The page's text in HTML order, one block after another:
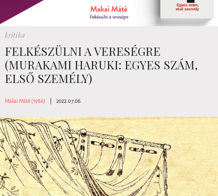
kritika
FELKÉSZÜLNI A VERESÉGRE
(MURAKAMI HARUKI: EGYES SZÁM,
ELSŐ SZEMÉLY)
Makai Máté (1986) 2022.07.06.